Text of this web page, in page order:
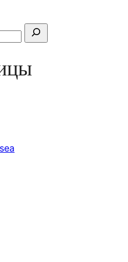
Искать